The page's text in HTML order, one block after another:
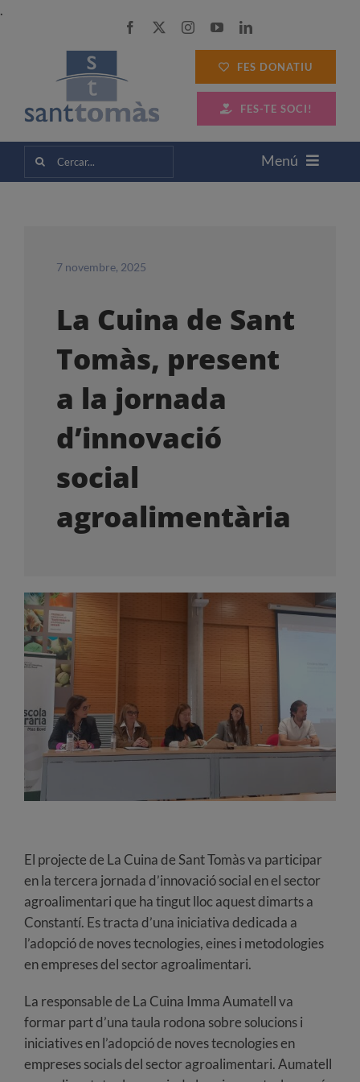
.
FES DONATIU
FES-TE SOCI!
Cerca
…
Menú
SERVEIS A LES EMPRESES
OFERTES LABORALS
LA BOTIGA
7 novembre, 2025
La Cuina de Sant
Tomàs, present
a la jornada
d’innovació
social
agroalimentària
El projecte de La Cuina de Sant Tomàs va participar
en la tercera jornada d’innovació social en el sector
agroalimentari que ha tingut lloc aquest dimarts a
Constantí. Es tracta d’una iniciativa dedicada a
l’adopció de noves tecnologies, eines i metodologies
en empreses del sector agroalimentari.
La responsable de La Cuina Imma Aumatell va
formar part d’una taula rodona sobre solucions i
iniciatives en l’adopció de noves tecnologies en
empreses socials del sector agroalimentari. Aumatell